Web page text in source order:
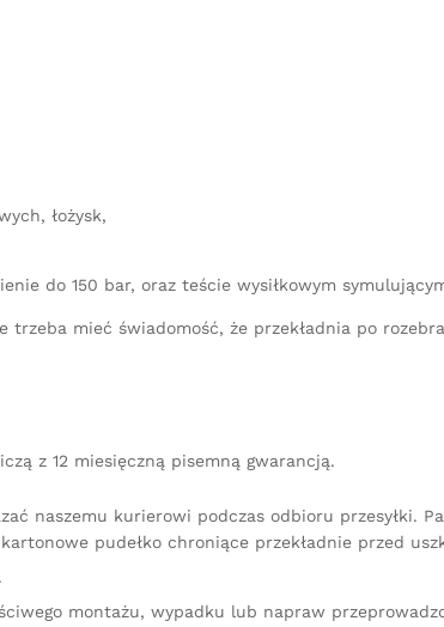
łożysk,
do 150 bar, oraz teście wysiłkowym
mieć świadomość, że przekładnia po
z 12 miesięczną pisemną gwarancją.
naszemu kurierowi podczas odbioru przesyłki.
pudełko chroniące przekładnie przed
montażu, wypadku lub napraw